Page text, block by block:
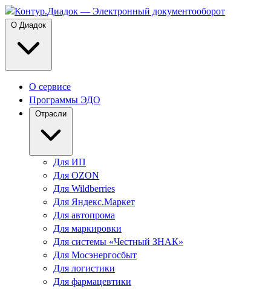
О Диадок
О сервисе
Программы ЭДО
Отрасли
Для ИП
Для OZON
Для Wildberries
Для Яндекс.Маркет
Для автопрома
Для маркировки
Для системы «Честный ЗНАК»
Для Мосэнергосбыт
Для логистики
Для фармацевтики